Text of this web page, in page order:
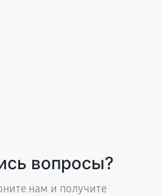
вопросы?
нам и получите